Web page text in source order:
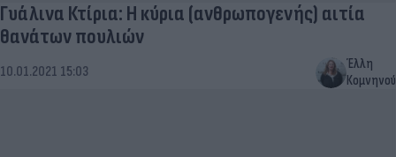
Γυάλινα Κτίρια: Η κύρια (ανθρωπογενής) αιτία
θανάτων πουλιών
10.01.2021 15:03
Έλλη
Κομνηνού